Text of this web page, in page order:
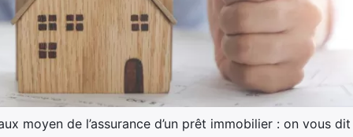
moyen de l’assurance d’un prêt immobilier : on vous